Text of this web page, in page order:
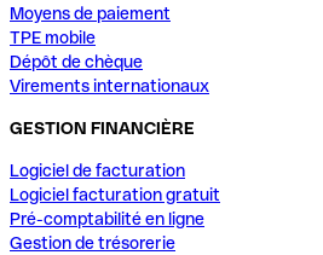
Moyens de paiement
TPE mobile
Dépôt de chèque
Virements internationaux
GESTION FINANCIÈRE
Logiciel de facturation
Logiciel facturation gratuit
Pré-comptabilité en ligne
Gestion de trésorerie